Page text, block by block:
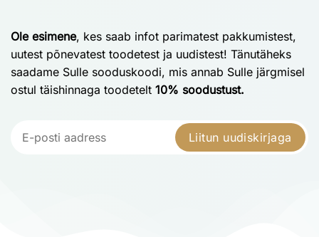
Ole esimene, kes saab infot parimatest pakkumistest,
uutest põnevatest toodetest ja uudistest! Tänutäheks
saadame Sulle sooduskoodi, mis annab Sulle järgmisel
ostul täishinnaga toodetelt 10% soodustust.
Liitun uudiskirjaga